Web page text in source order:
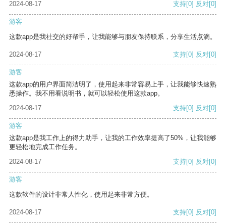
2024-08-17
支持[0] 反对[0]
游客
这款app是我社交的好帮手，让我能够与朋友保持联系，分享生活点滴。
2024-08-17 支持[0] 反对[0]
游客
这款app的用户界面简洁明了，使用起来非常容易上手，让我能够快速熟
悉操作。我不用看说明书，就可以轻松使用这款app。
2024-08-17
支持[0] 反对[0]
游客
这款app是我工作上的得力助手，让我的工作效率提高了50%，让我能够
更轻松地完成工作任务。
2024-08-17
支持[0] 反对[0]
游客
这款软件的设计非常人性化，使用起来非常方便。
2024-08-17 支持[0] 反对[0]